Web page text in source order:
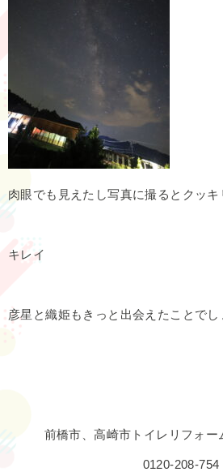
肉眼でも見えたし写真に撮るとクッキ
キレイ
彦星と織姫もきっと出会えたことでし
前橋市、高崎市トイレリフォー
0120-208-754